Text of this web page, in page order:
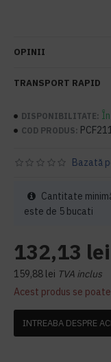
OPINII
TRANSPORT RAPID
DISPONIBILITATE:
COD PRODUS:
Bazată
132,13 lei
159,88 lei TVA inclus
Acest produs se
Cantitate
este de 5 bucati
INTREABA DESPRE